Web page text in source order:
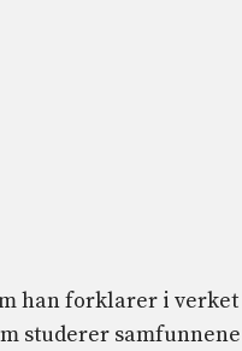
han forklarer i
studerer